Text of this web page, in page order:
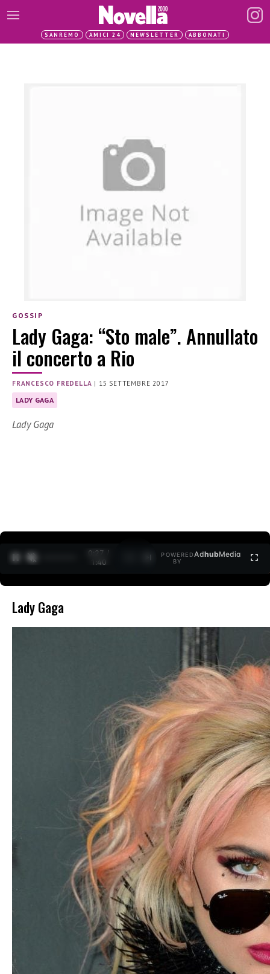
SANREMO AMICI 24 NEWSLETTER ABBONATI
GOSSIP
Lady Gaga: “Sto male”. Annullato
il concerto a Rio
FRANCESCO FREDELLA | 15 SETTEMBRE 2017
LADY GAGA
Lady Gaga
0:28 /
1:40
POWERED
BY
AdhubMedia
Lady Gaga